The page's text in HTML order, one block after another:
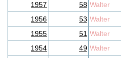
1957
58 Walter
1956
53 Walter
1955
51 Walter
1954
49 Walter